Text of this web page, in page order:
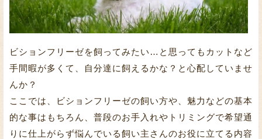
ビションフリーゼを飼ってみたい…と思ってもカットなど
手間暇が多くて、自分達に飼えるかな？と心配していませ
んか？
ここでは、ビションフリーゼの飼い方や、魅力などの基本
的な事はもちろん、普段のお手入れやトリミングで希望通
りに仕上がらず悩んでいる飼い主さんのお役に立てる内容